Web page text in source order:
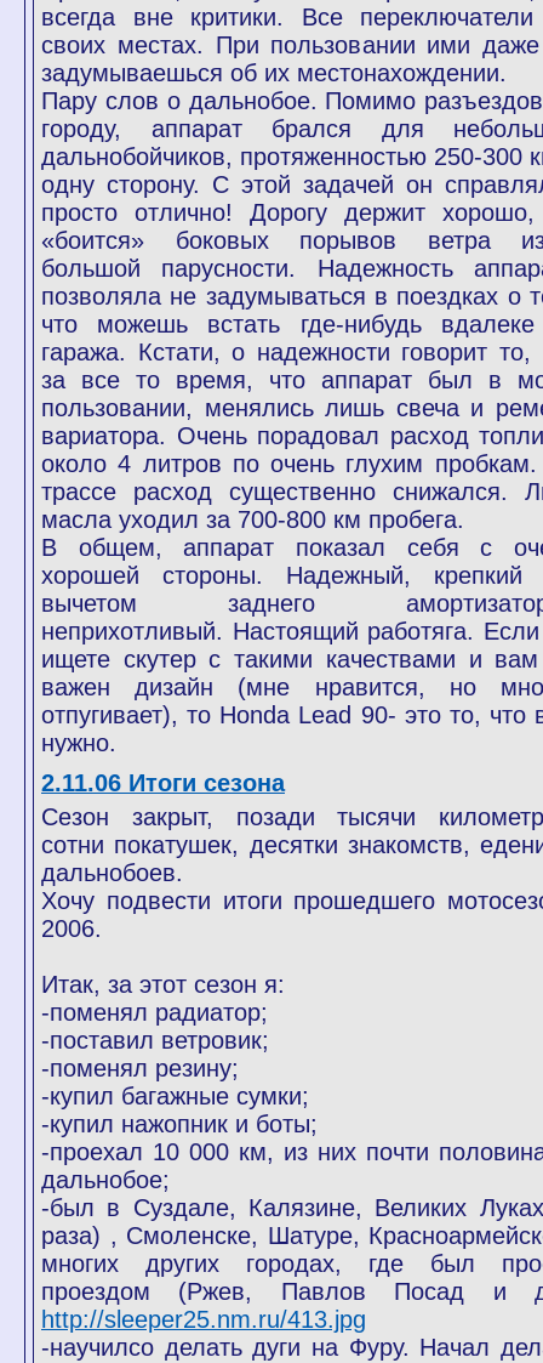
всегда вне критики. Все
своих местах. При пользовании ими
задумываешься об их местонахождении.
Пару слов о дальнобое. Помимо
городу, аппарат брался для
дальнобойчиков, протяженностью 250-300
одну сторону. С этой задачей он
просто отлично! Дорогу держит
«боится» боковых порывов ветра
большой парусности. Надежность
позволяла не задумываться в поездках о
что можешь встать где-нибудь
гаража. Кстати, о надежности говорит то,
за все то время, что аппарат был в
пользовании, менялись лишь свеча и
вариатора. Очень порадовал расход
около 4 литров по очень глухим
трассе расход существенно снижался.
масла уходил за 700-800 км пробега.
В общем, аппарат показал себя с
хорошей стороны. Надежный, крепкий
вычетом заднего
неприхотливый. Настоящий работяга.
ищете скутер с такими качествами и
важен дизайн (мне нравится, но
отпугивает), то Honda Lead 90- это то, что
нужно.
2.11.06 Итоги сезона
Сезон закрыт, позади тысячи
сотни покатушек, десятки знакомств,
дальнобоев.
Хочу подвести итоги прошедшего
2006.
Итак, за этот сезон я:
-поменял радиатор;
-поставил ветровик;
-поменял резину;
-купил багажные сумки;
-купил нажопник и боты;
-проехал 10 000 км, из них почти
дальнобое;
-был в Суздале, Калязине, Великих
раза) , Смоленске, Шатуре,
многих других городах, где был
проездом (Ржев, Павлов Посад и
http://sleeper25.nm.ru/413.jpg
-научилсо делать дуги на Фуру. Начал